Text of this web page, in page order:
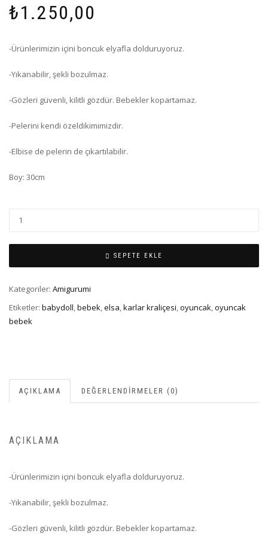
₺1.250,00
-Ürünlerimizin içini boncuk elyafla dolduruyoruz.
-Yıkanabilir, şekli bozulmaz.
-Gözleri güvenli, kilitli gözdür. Bebekler kopartamaz.
-Pelerini kendi özeldikimimizdir.
-Elbise de pelerin de çıkartılabilir.
Boy: 30cm
SEPETE EKLE
Kategoriler: Amigurumi
Etiketler: babydoll bebek elsa karlar kraliçesi oyuncak oyuncak
bebek
AÇIKLAMA DEĞERLENDIRMELER (0)
AÇIKLAMA
-Ürünlerimizin içini boncuk elyafla dolduruyoruz.
-Yıkanabilir, şekli bozulmaz.
-Gözleri güvenli, kilitli gözdür. Bebekler kopartamaz.